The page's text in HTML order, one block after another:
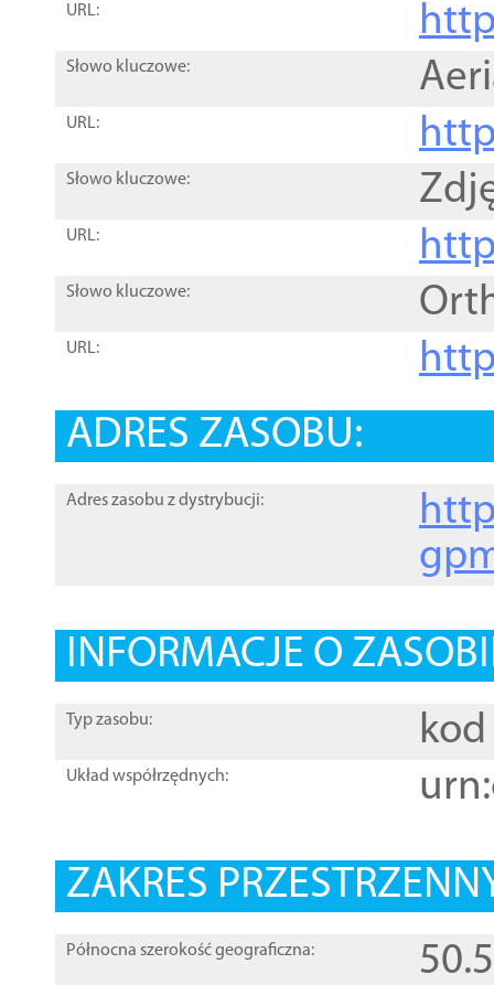
URL:
Słowo kluczowe:
URL:
Słowo kluczowe:
URL:
Słowo kluczowe:
URL:
ADRES ZASOBU:
Adres zasobu z dystrybucji:
INFORMACJE O
Typ zasobu: kod
Układ współrzędnych:
ZAKRES
Północna szerokość geograficzna: